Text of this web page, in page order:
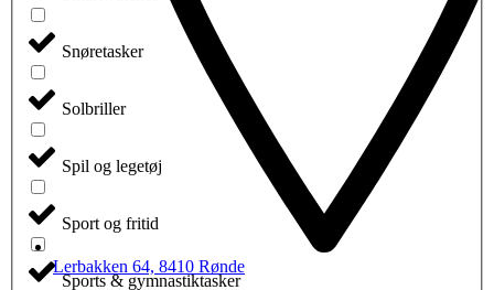
Snøretasker
Solbriller
Spil og legetøj
Sport og fritid
Sports & gymnastiktasker
Lerbakken 64, 8410 Rønde